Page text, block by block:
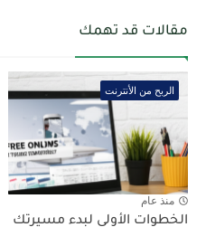
مقالات قد تهمك
الربح من الأنترنت
منذ عام
الخطوات الأولى لبدء مسيرتك